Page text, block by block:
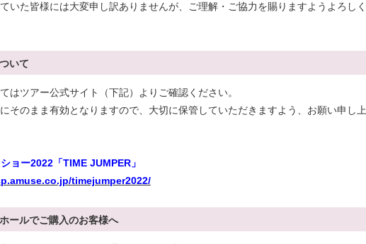
いた皆様には大変申し訳ありませんが、ご理解・ご協力を賜りますようよろしく
いて
はツアー公式サイト（下記）よりご確認ください。
そのまま有効となりますので、大切に保管していただきますよう、お願い申し上
ョー2022 「TIME JUMPER」
timejumper2022/
ールでご購入のお客様へ